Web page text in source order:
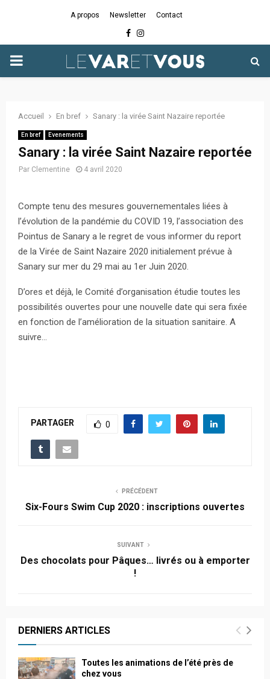
A propos Newsletter Contact
Facebook
Instagram
PRIMARY
Accueil En bref Sanary : la virée Saint Nazaire reportée
En bref Evenements
Sanary : la virée Saint Nazaire reportée
Par Clementine 4 avril 2020
Compte tenu des mesures gouvernementales liées à
l’évolution de la pandémie du COVID 19, l’association des
Pointus de Sanary a le regret de vous informer du report
de la Virée de Saint Nazaire 2020 initialement prévue à
Sanary sur mer du 29 mai au 1er Juin 2020.
D’ores et déjà, le Comité d’organisation étudie toutes les
possibilités ouvertes pour une nouvelle date qui sera fixée
en fonction de l’amélioration de la situation sanitaire. A
suivre…
PARTAGER 0
PRÉCÉDENT
Six-Fours Swim Cup 2020 : inscriptions ouvertes
SUIVANT
Des chocolats pour Pâques… livrés ou à emporter
!
DERNIERS ARTICLES
Toutes les animations de l’été près de
chez vous